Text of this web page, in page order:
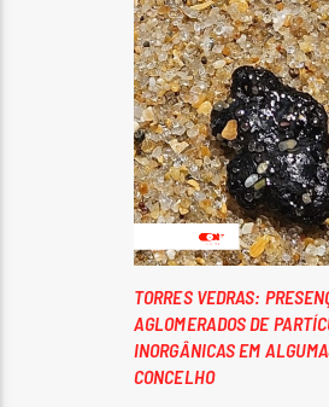
TORRES VEDRAS:
AGLOMERADOS DE
INORGÂNICAS EM
CONCELHO